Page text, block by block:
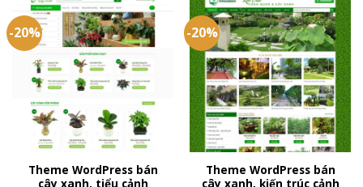
-20%
Theme WordPress bán
cây xanh, tiểu cảnh
-20%
Theme WordPress bán
cây xanh, kiến trúc cảnh